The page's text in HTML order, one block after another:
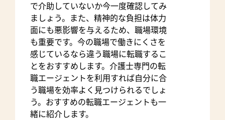
で介助していないか今一度確認してみ
ましょう。また、精神的な負担は体力
面にも悪影響を与えるため、職場環境
も重要です。今の職場で働きにくさを
感じているなら違う職場に転職するこ
とをおすすめします。介護士専門の転
職エージェントを利用すれば自分に合
う職場を効率よく見つけられるでしょ
う。おすすめの転職エージェントも一
緒に紹介します。